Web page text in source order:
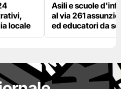
locale
Asili e scuole
al via 261
ed educatori da